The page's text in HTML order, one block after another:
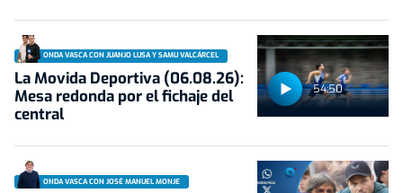
54:50
ONDA VASCA CON JUANJO LUSA Y SAMU VALCÁRCEL
La Movida Deportiva (06.08.26):
Mesa redonda por el fichaje del
central
ONDA VASCA CON JOSÉ MANUEL MONJE